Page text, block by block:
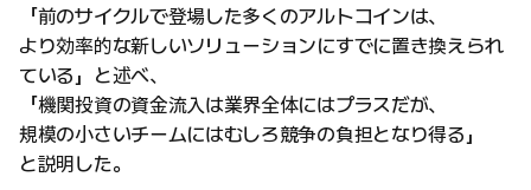
「前のサイクルで登場した多くのアルトコインは、
より効率的な新しいソリューションにすでに置き換えられ
ている」と述べ、
「機関投資の資金流入は業界全体にはプラスだが、
規模の小さいチームにはむしろ競争の負担となり得る」
と説明した。